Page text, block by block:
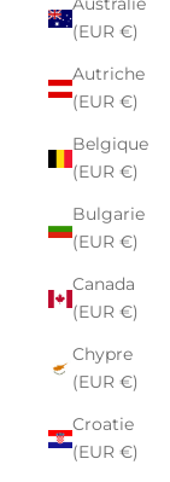
(EUR €)
Autriche
(EUR €)
Belgique
(EUR €)
Bulgarie
(EUR €)
Canada
(EUR €)
Chypre
(EUR €)
Croatie
(EUR €)